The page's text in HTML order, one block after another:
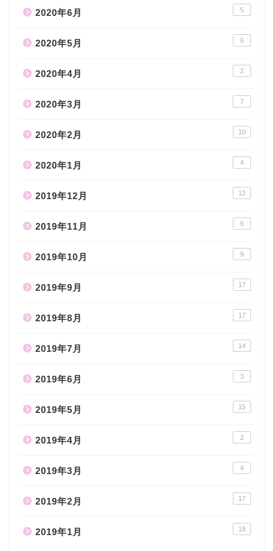
2020年6月 5
2020年5月 6
2020年4月 2
2020年3月 7
2020年2月 10
2020年1月 4
2019年12月 12
2019年11月 6
2019年10月 9
2019年9月 17
2019年8月 17
2019年7月 14
2019年6月 3
2019年5月 15
2019年4月 2
2019年3月 4
2019年2月 17
2019年1月 18